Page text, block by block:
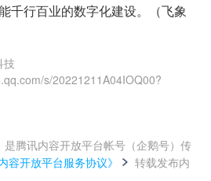
千行百业的数字化建设。（飞象
技
s/20221211A04IOQ00?
腾讯内容开放平台帐号（企鹅号）传
容开放平台服务协议》
转载发布内